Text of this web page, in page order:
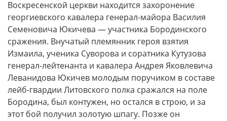
Воскресенской церкви находится захоронение
георгиевского кавалера генерал-майора Василия
Семеновича Юкичева — участника Бородинского
сражения. Внучатый племянник героя взятия
Измаила, ученика Суворова и соратника Кутузова
генерал-лейтенанта и кавалера Андрея Яковлевича
Леванидова Юкичев молодым поручиком в составе
лейб-гвардии Литовского полка сражался на поле
Бородина, был контужен, но остался в строю, и за
этот бой получил золотую шпагу. Позже он